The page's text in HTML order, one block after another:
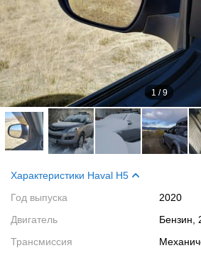
1 /9
Характеристики Haval H5
Год выпуска
2020
Двигатель
Трансмиссия